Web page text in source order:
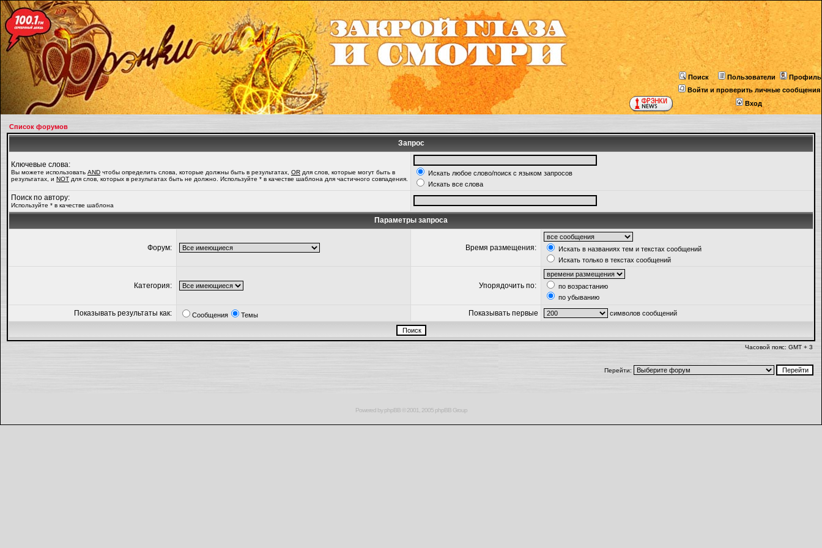
Поиск Пользователи
Профиль
Войти и проверить личные сообщения
Вход
Список форумов
Запрос
Ключевые слова:
Вы можете использовать AND чтобы определить слова, которые должны быть в результатах, OR для слов, которые могут быть в
результатах, и NOT для слов, которых в результатах быть не должно. Используйте * в качестве шаблона для частичного совпадения.
Искать любое слово/поиск с языком запросов
Искать все слова
Поиск по автору:
Используйте * в качестве шаблона
Параметры запроса
Форум: Время размещения:
Искать в названиях тем и текстах сообщений
Искать только в текстах сообщений
Категория: Упорядочить по:
по возрастанию
по убыванию
Показывать результаты как: Сообщения Темы Показывать первые символов сообщений
Часовой пояс: GMT + 3
Перейти:
Powered byphpBB© 2001, 2005 phpBB Group